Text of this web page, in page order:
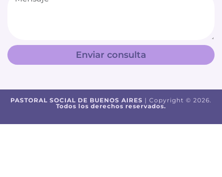
Enviar consulta
PASTORAL SOCIAL DE BUENOS AIRES | Copyright © 2026.
Todos los derechos reservados.